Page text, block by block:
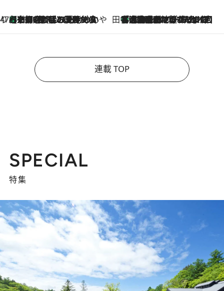
47都道府県の手みやげ ひんやりスイーツで夏を満喫
2026.8.7
【京都府】この夏絶対食べたい 冷やしておいしいおやつ3選 ひと口目から心を掴む新緑のテリーヌ 田中稲の勝手に再ブーム
2026.8.7
「湘南乃風に憧れて」観客大盛上がりの“タオル回し”に、ラッパー顔負けの高速歌唱まで…さだまさし（74）のアグレッシブすぎる現在地
連載 TOP
SPECIAL
特集